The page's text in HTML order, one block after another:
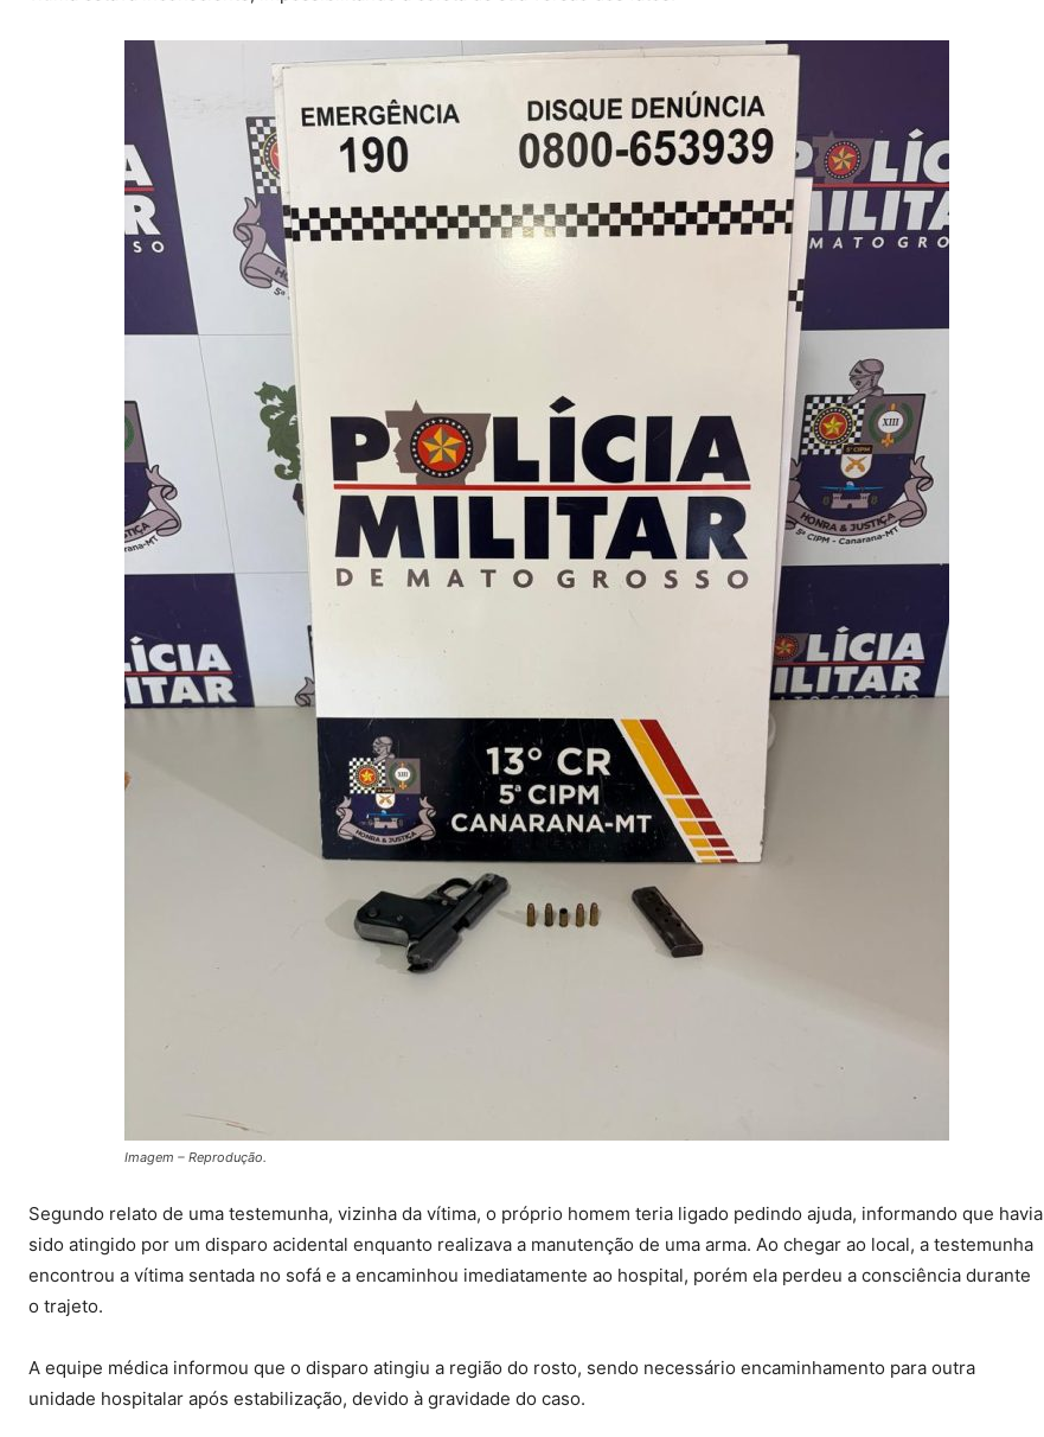
Imagem – Reprodução.
Segundo relato de uma testemunha, vizinha da vítima, o próprio homem teria ligado pedindo ajuda, informando que havia
sido atingido por um disparo acidental enquanto realizava a manutenção de uma arma. Ao chegar ao local, a testemunha
encontrou a vítima sentada no sofá e a encaminhou imediatamente ao hospital, porém ela perdeu a consciência durante
o trajeto.
A equipe médica informou que o disparo atingiu a região do rosto, sendo necessário encaminhamento para outra
unidade hospitalar após estabilização, devido à gravidade do caso.